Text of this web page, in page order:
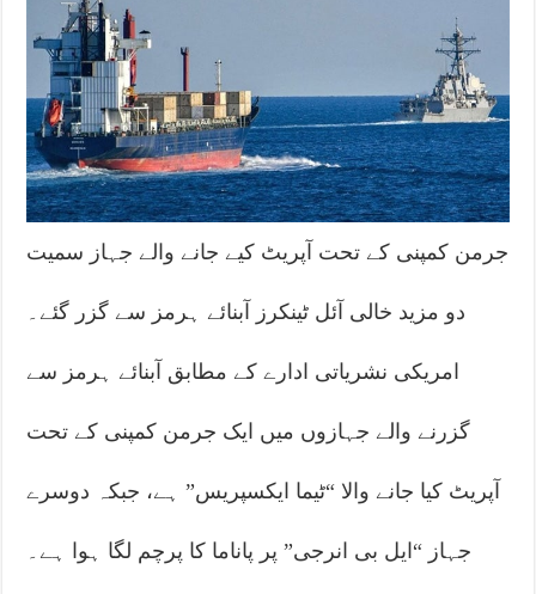
جرمن کمپنی کے تحت آپریٹ کیے جانے والے جہاز سمیت
دو مزید خالی آئل ٹینکرز آبنائے ہرمز سے گزر گئے۔
امریکی نشریاتی ادارے کے مطابق آبنائے ہرمز سے
گزرنے والے جہازوں میں ایک جرمن کمپنی کے تحت
آپریٹ کیا جانے والا “ٹیما ایکسپریس” ہے، جبکہ دوسرے
جہاز “ایل بی انرجی” پر پاناما کا پرچم لگا ہوا ہے۔